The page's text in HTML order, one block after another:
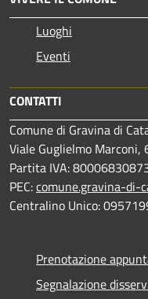
Luoghi
Eventi
CONTATTI
Comune di Gravina di
Viale Guglielmo Marconi,
Partita IVA:
PEC:comune.gravina-di-
Centralino Unico:
Prenotazione
Segnalazione